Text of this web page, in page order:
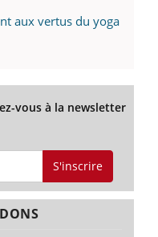
aux vertus du yoga
vous à la newsletter
S'inscrire